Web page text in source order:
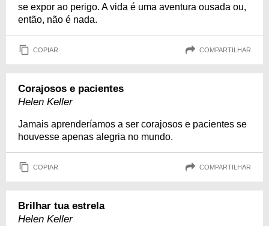
se expor ao perigo. A vida é uma aventura ousada ou,
então, não é nada.
COPIAR COMPARTILHAR
Corajosos e pacientes
Helen Keller
Jamais aprenderíamos a ser corajosos e pacientes se
houvesse apenas alegria no mundo.
COPIAR COMPARTILHAR
Brilhar tua estrela
Helen Keller